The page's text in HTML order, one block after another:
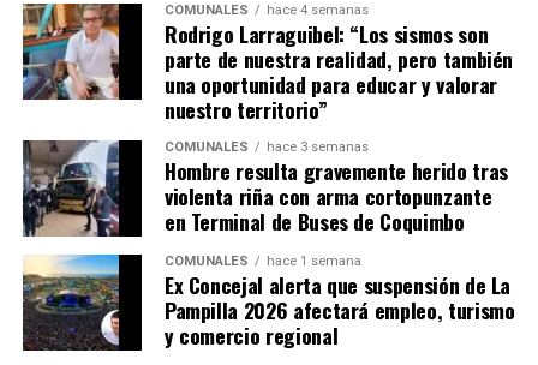
COMUNALES hace 4 semanas
Rodrigo Larraguibel: “Los sismos son
parte de nuestra realidad, pero también
una oportunidad para educar y valorar
nuestro territorio”
COMUNALES hace 3 semanas
Hombre resulta gravemente herido tras
violenta riña con arma cortopunzante
en Terminal de Buses de Coquimbo
COMUNALES hace 1 semana
Ex Concejal alerta que suspensión de La
Pampilla 2026 afectará empleo, turismo
y comercio regional